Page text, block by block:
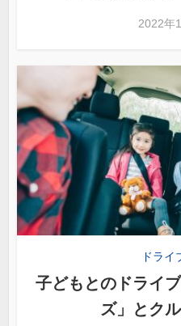
2022年
ドライ
子どもとのドライ
ズ」とク